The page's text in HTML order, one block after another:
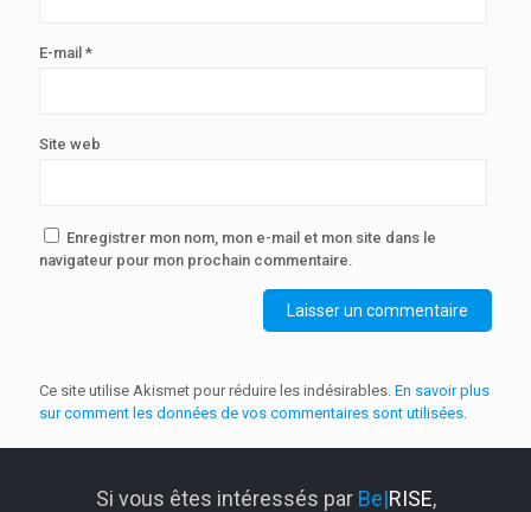
E-mail *
Site web
Enregistrer mon nom, mon e-mail et mon site dans le
navigateur pour mon prochain commentaire.
Ce site utilise Akismet pour réduire les indésirables. En savoir plus
sur comment les données de vos commentaires sont utilisées
Si vous êtes intéressés par Be|RISE,